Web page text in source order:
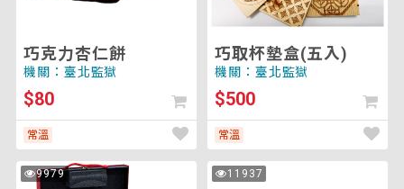
巧克力杏仁餅
機關：臺北監獄
$80
常溫
巧取杯墊盒(五入)
機關：臺北監獄
$500
常溫
9979
次
感
11937
次
手